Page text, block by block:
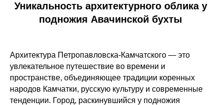
Уникальность архитектурного облика у
подножия Авачинской бухты
Архитектура Петропавловска-Камчатского — это
увлекательное путешествие во времени и
пространстве, объединяющее традиции коренных
народов Камчатки, русскую культуру и современные
тенденции. Город, раскинувшийся у подножия